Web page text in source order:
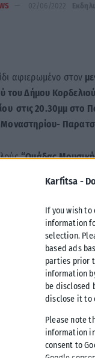
Karfitsa -
If you wish
information
selection.
based ads
parties prior
information
be disclosed
disclose it to
Please note
information
consent to
02/06/2022
αφιερωμένο στον
του Δήμου
στις 20.30μμ στο
“Ομάδας
του θεάτρου
έργο του
εμβόλιμα
όσοι το
Σχεδιασμού
Έκφρασης”